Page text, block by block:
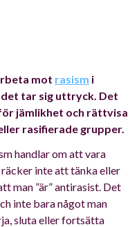
mot rasism i
tar sig uttryck. Det
jämlikhet och rättvisa
rasifierade grupper.
handlar om att vara
inte att tänka eller
man ”är” antirasist. Det
inte bara något man
sluta eller fortsätta